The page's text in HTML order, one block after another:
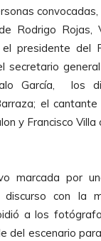
Rodrigo Rojas,
presidente del
secretario
García, los
el
y Francisco
marcada por
discurso con la
a los
del escenario